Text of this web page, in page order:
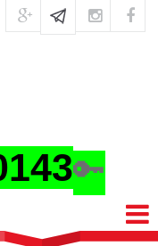
🔑